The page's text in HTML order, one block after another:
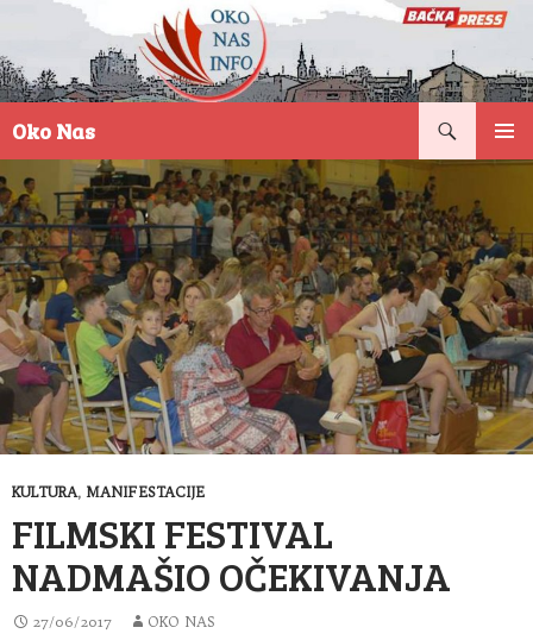
Oko Nas
NA
SADRŽAJ
KULTURA, MANIFESTACIJE
FILMSKI FESTIVAL
NADMAŠIO OČEKIVANJA
27/06/2017 OKO NAS